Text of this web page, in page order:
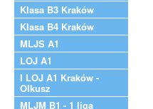
Klasa B3 Kraków
Klasa B4 Kraków
MLJS A1
LOJ A1
I LOJ A1 Kraków -
Olkusz
MLJM B1 - 1 liga